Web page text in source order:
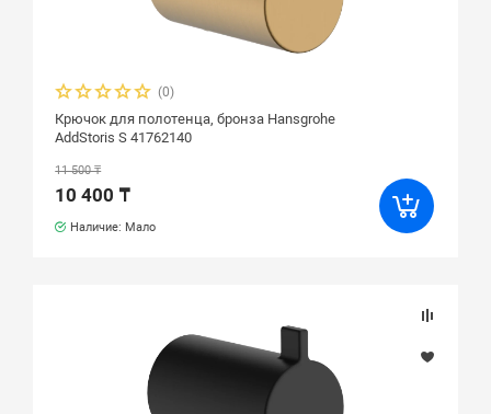
(0)
Крючок для полотенца, бронза Hansgrohe
AddStoris S 41762140
11 500 ₸
10 400 ₸
Наличие: Мало